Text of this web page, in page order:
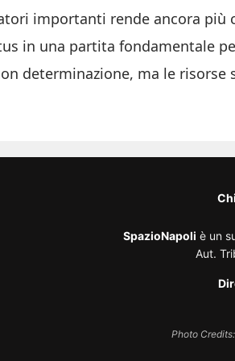
importanti rende ancora
in una partita fondamentale
determinazione, ma le
SpazioNapoli è un
Aut.
Photo